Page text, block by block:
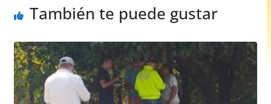
También te puede gustar